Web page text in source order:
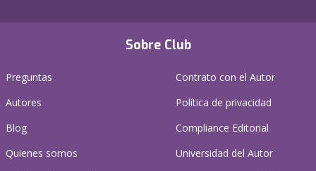
Sobre Club
Preguntas
Autores
Blog
Quienes somos
Contrato con el Autor
Política de privacidad
Compliance Editorial
Universidad del Autor